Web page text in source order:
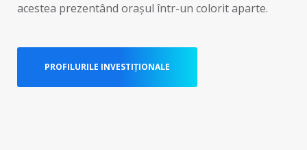
acestea prezentând orașul într-un colorit aparte.
PROFILURILE INVESTIȚIONALE‍